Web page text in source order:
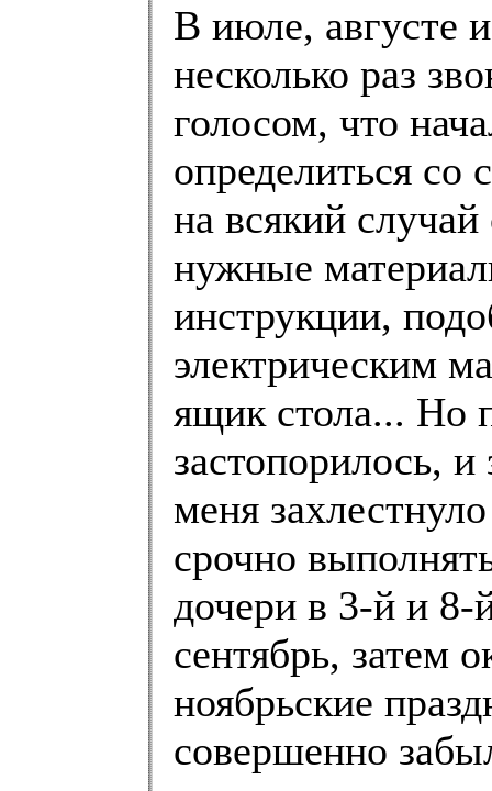
В июле, августе
несколько раз
голосом, что
определиться со
на всякий
нужные
инструкции,
электрическим
ящик стола... Но
застопорилось,
меня
срочно
дочери в 3-й и
сентябрь, затем
ноябрьские
совершенно